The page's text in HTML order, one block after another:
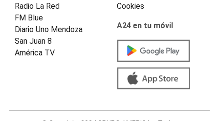
Radio La Red
FM Blue
Diario Uno Mendoza
San Juan 8
América TV
Cookies
A24 en tu móvil